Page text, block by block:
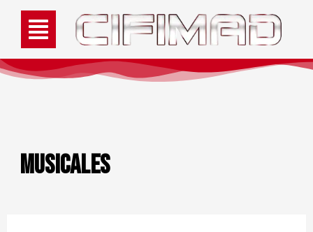
musicales